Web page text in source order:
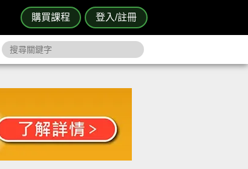
購買課程 登入/註冊